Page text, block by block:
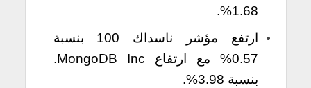
1.68%.
ارتفع مؤشر ناسداك 100 بنسبة
0.57% مع ارتفاع MongoDB Inc.
بنسبة 3.98%.